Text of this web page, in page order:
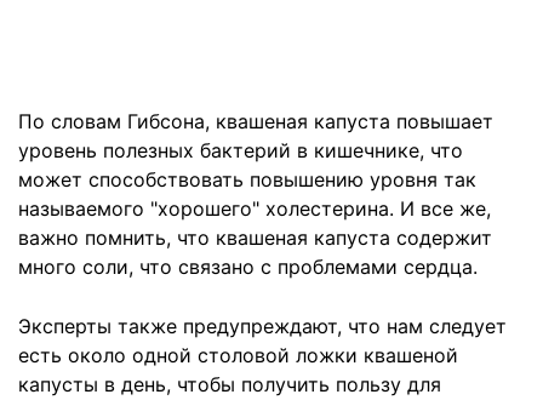
По словам Гибсона, квашеная капуста повышает
уровень полезных бактерий в кишечнике, что
может способствовать повышению уровня так
называемого "хорошего" холестерина. И все же,
важно помнить, что квашеная капуста содержит
много соли, что связано с проблемами сердца.
Эксперты также предупреждают, что нам следует
есть около одной столовой ложки квашеной
капусты в день, чтобы получить пользу для